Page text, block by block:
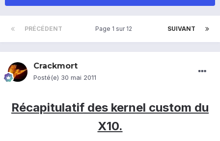
PRÉCÉDENT SUIVANT
Page 1 sur 12
Crackmort
Posté(e) 30 mai 2011
Récapitulatif des kernel custom du
X10.